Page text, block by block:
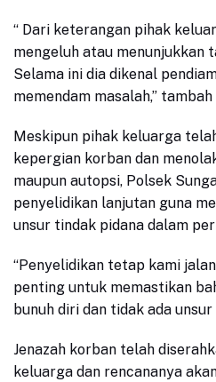
“ Dari keterangan pihak
mengeluh atau menunjukkan
Selama ini dia dikenal
memendam masalah,” tambah
Meskipun pihak keluarga
kepergian korban dan
maupun autopsi, Polsek
penyelidikan lanjutan guna
unsur tindak pidana dalam
“Penyelidikan tetap kami
penting untuk memastikan
bunuh diri dan tidak ada unsur
Jenazah korban telah
keluarga dan rencananya